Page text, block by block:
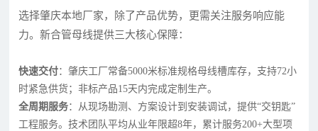
选择肇庆本地厂家，除了产品优势，更需关注服务响应能
力。新合管母线提供三大核心保障：
快速交付：肇庆工厂常备5000米标准规格母线槽库存，支持72小
时紧急供货；非标产品15天内完成定制生产。
全周期服务：从现场勘测、方案设计到安装调试，提供“交钥匙”
工程服务。技术团队平均从业年限超8年，累计服务200+大型项